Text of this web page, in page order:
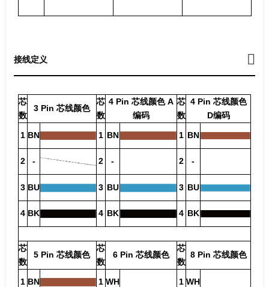
接线定义
芯
数
3 Pin 芯线颜色
芯
数
4 Pin 芯线颜色 A
编码
芯
数
4 Pin 芯线颜色
D编码
1 BN 1 BN 1 BN
2 - 2 - 2 -
3 BU 3 BU 3 BU
4 BK 4 BK 4 BK
芯
数
5 Pin 芯线颜色
芯
数
6 Pin 芯线颜色
芯
数
8 Pin 芯线颜色
1 BN 1 WH 1 WH